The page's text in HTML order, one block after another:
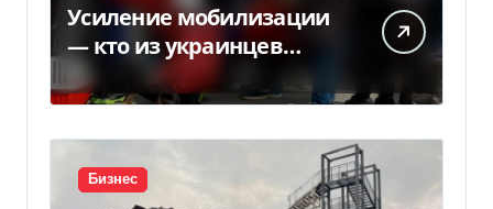
Усиление мобилизации
— кто из украинцев
потеряет право на
временную защиту в ЕС
Бизнес